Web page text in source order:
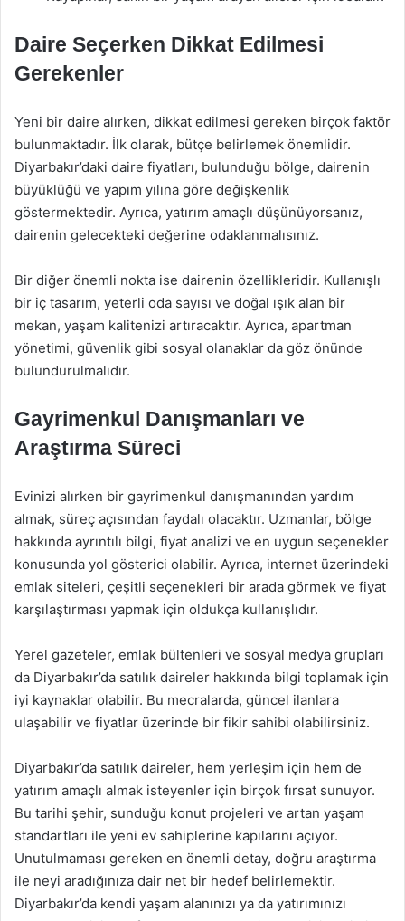
Daire Seçerken Dikkat Edilmesi
Gerekenler
Yeni bir daire alırken, dikkat edilmesi gereken birçok faktör
bulunmaktadır. İlk olarak, bütçe belirlemek önemlidir.
Diyarbakır’daki daire fiyatları, bulunduğu bölge, dairenin
büyüklüğü ve yapım yılına göre değişkenlik
göstermektedir. Ayrıca, yatırım amaçlı düşünüyorsanız,
dairenin gelecekteki değerine odaklanmalısınız.
Bir diğer önemli nokta ise dairenin özellikleridir. Kullanışlı
bir iç tasarım, yeterli oda sayısı ve doğal ışık alan bir
mekan, yaşam kalitenizi artıracaktır. Ayrıca, apartman
yönetimi, güvenlik gibi sosyal olanaklar da göz önünde
bulundurulmalıdır.
Gayrimenkul Danışmanları ve
Araştırma Süreci
Evinizi alırken bir gayrimenkul danışmanından yardım
almak, süreç açısından faydalı olacaktır. Uzmanlar, bölge
hakkında ayrıntılı bilgi, fiyat analizi ve en uygun seçenekler
konusunda yol gösterici olabilir. Ayrıca, internet üzerindeki
emlak siteleri, çeşitli seçenekleri bir arada görmek ve fiyat
karşılaştırması yapmak için oldukça kullanışlıdır.
Yerel gazeteler, emlak bültenleri ve sosyal medya grupları
da Diyarbakır’da satılık daireler hakkında bilgi toplamak için
iyi kaynaklar olabilir. Bu mecralarda, güncel ilanlara
ulaşabilir ve fiyatlar üzerinde bir fikir sahibi olabilirsiniz.
Diyarbakır’da satılık daireler, hem yerleşim için hem de
yatırım amaçlı almak isteyenler için birçok fırsat sunuyor.
Bu tarihi şehir, sunduğu konut projeleri ve artan yaşam
standartları ile yeni ev sahiplerine kapılarını açıyor.
Unutulmaması gereken en önemli detay, doğru araştırma
ile neyi aradığınıza dair net bir hedef belirlemektir.
Diyarbakır’da kendi yaşam alanınızı ya da yatırımınızı